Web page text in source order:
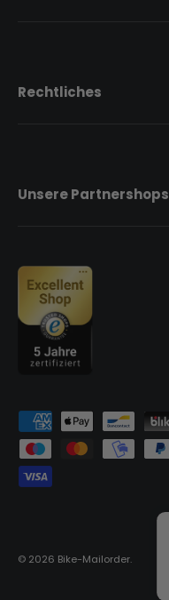
Rechtliches
Unsere Partnershops
Zahlungsmethoden
© 2026 Bike-Mailorder.